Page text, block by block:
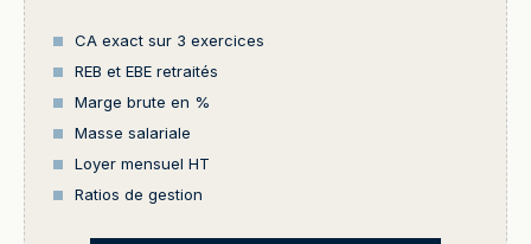
CA exact sur 3 exercices
REB et EBE retraités
Marge brute en %
Masse salariale
Loyer mensuel HT
Ratios de gestion